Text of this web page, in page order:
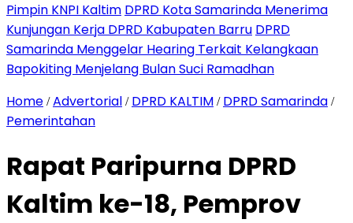
Pimpin KNPI Kaltim DPRD Kota Samarinda Menerima
Kunjungan Kerja DPRD Kabupaten Barru DPRD
Samarinda Menggelar Hearing Terkait Kelangkaan
Bapokiting Menjelang Bulan Suci Ramadhan
Home /Advertorial / DPRD KALTIM / DPRD Samarinda /
Pemerintahan
Rapat Paripurna DPRD
Kaltim ke-18, Pemprov